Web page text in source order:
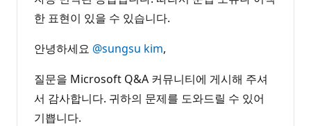
한 표현이 있을 수 있습니다.
안녕하세요 @sungsu kim,
질문을 Microsoft Q&A 커뮤니티에 게시해 주셔
서 감사합니다. 귀하의 문제를 도와드릴 수 있어
기쁩니다.